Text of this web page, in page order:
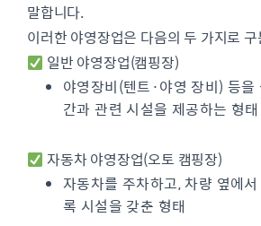
말합니다.
이러한 야영장업은 다음의 두 가지로
일반 야영장업(캠핑장)
야영장비(텐트·야영 장비) 등
간과 관련 시설을 제공하는 형태
자동차 야영장업(오토 캠핑장)
자동차를 주차하고, 차량 옆에
록 시설을 갖춘 형태